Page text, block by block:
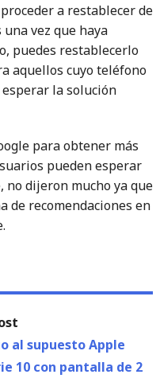
a restablecer de
vez que haya
puedes restablecerlo
aquellos cuyo teléfono
la solución
para obtener más
pueden esperar
no dijeron mucho ya que
de recomendaciones en
Previous
post:
al supuesto Apple
10 con pantalla de 2